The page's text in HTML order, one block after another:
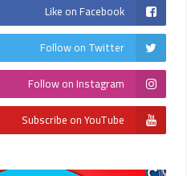
Like on Facebook
Follow on Twitter
Follow on Instagram
Subscribe on YouTube